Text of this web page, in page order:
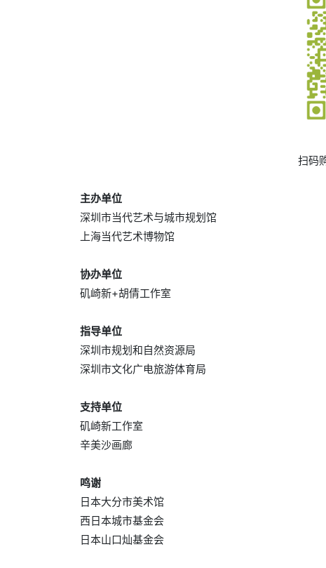
扫码
主办单位
深圳市当代艺术与城市规划馆
上海当代艺术博物馆
协办单位
矶崎新+胡倩工作室
指导单位
深圳市规划和自然资源局
深圳市文化广电旅游体育局
支持单位
矶崎新工作室
辛美沙画廊
鸣谢
日本大分市美术馆
西日本城市基金会
日本山口灿基金会